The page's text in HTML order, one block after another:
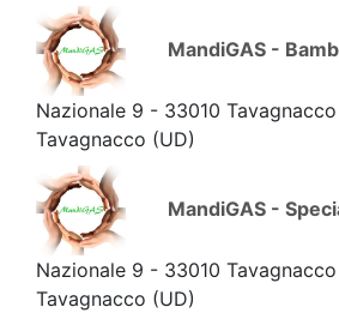
MandiGAS -
Nazionale 9 - 33010
Tavagnacco (UD)
MandiGAS -
Nazionale 9 - 33010
Tavagnacco (UD)